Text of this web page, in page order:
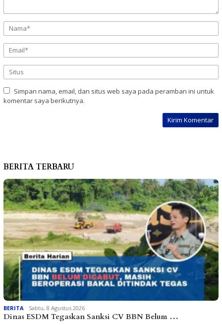
Simpan nama, email, dan situs web saya pada peramban ini untuk
komentar saya berikutnya.
BERITA TERBARU
BERITA Sabtu, 8 Agustus 2026
Dinas ESDM Tegaskan Sanksi CV BBN Belum …